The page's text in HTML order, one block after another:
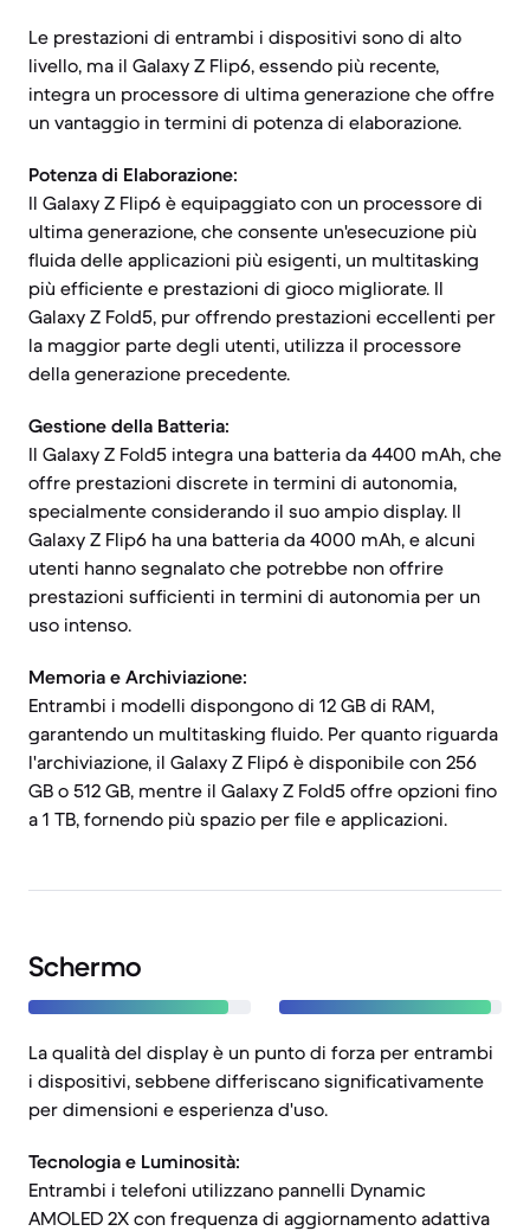
Le prestazioni di entrambi i dispositivi sono di alto
livello, ma il Galaxy Z Flip6, essendo più recente,
integra un processore di ultima generazione che offre
un vantaggio in termini di potenza di elaborazione.
Potenza di Elaborazione:
Il Galaxy Z Flip6 è equipaggiato con un processore di
ultima generazione, che consente un'esecuzione più
fluida delle applicazioni più esigenti, un multitasking
più efficiente e prestazioni di gioco migliorate. Il
Galaxy Z Fold5, pur offrendo prestazioni eccellenti per
la maggior parte degli utenti, utilizza il processore
della generazione precedente.
Gestione della Batteria:
Il Galaxy Z Fold5 integra una batteria da 4400 mAh, che
offre prestazioni discrete in termini di autonomia,
specialmente considerando il suo ampio display. Il
Galaxy Z Flip6 ha una batteria da 4000 mAh, e alcuni
utenti hanno segnalato che potrebbe non offrire
prestazioni sufficienti in termini di autonomia per un
uso intenso.
Memoria e Archiviazione:
Entrambi i modelli dispongono di 12 GB di RAM,
garantendo un multitasking fluido. Per quanto riguarda
l'archiviazione, il Galaxy Z Flip6 è disponibile con 256
GB o 512 GB, mentre il Galaxy Z Fold5 offre opzioni fino
a 1 TB, fornendo più spazio per file e applicazioni.
Schermo
La qualità del display è un punto di forza per entrambi
i dispositivi, sebbene differiscano significativamente
per dimensioni e esperienza d'uso.
Tecnologia e Luminosità:
Entrambi i telefoni utilizzano pannelli Dynamic
AMOLED 2X con frequenza di aggiornamento adattiva